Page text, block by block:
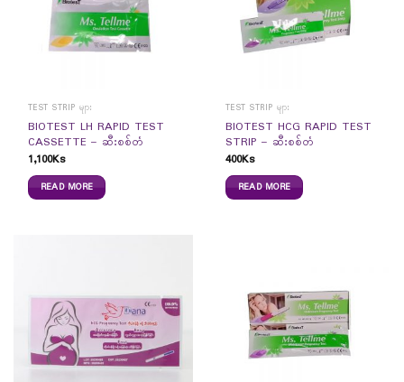
TEST STRIP များ
BIOTEST LH RAPID TEST
CASSETTE – ဆီးစစ်တံ
1,100Ks
READ MORE
TEST STRIP များ
BIOTEST HCG RAPID TEST
STRIP – ဆီးစစ်တံ
400Ks
READ MORE